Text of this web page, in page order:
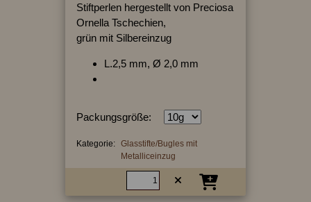
Stiftperlen hergestellt von Preciosa
Ornella Tschechien,
grün mit Silbereinzug
L.2,5 mm, Ø 2,0 mm
Packungsgröße:
Kategorie: Glasstifte/Bugles mit
Metalliceinzug